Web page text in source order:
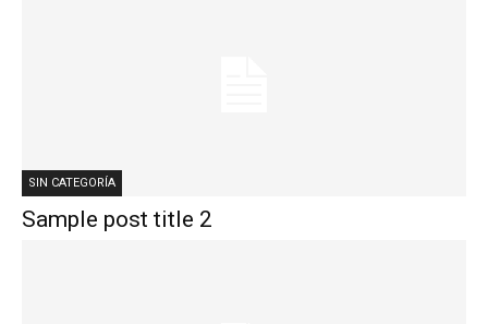
SIN CATEGORÍA
Sample post title 2